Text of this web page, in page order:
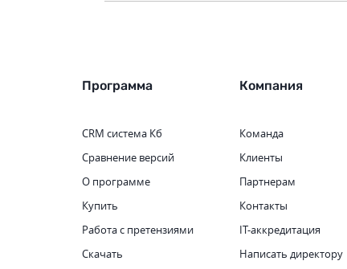
Программа
CRM система Кб
Сравнение версий
О программе
Купить
Работа с претензиями
Скачать
Компания
Команда
Клиенты
Партнерам
Контакты
IT-аккредитация
Написать директору